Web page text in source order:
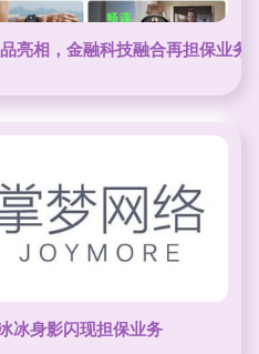
亮相，金融科技融合再担保业务
冰身影闪现担保业务